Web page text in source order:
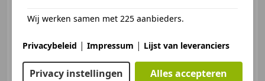
10/2017 129.630 km Benzine
52 kW (71 PK)
Wij werken samen met 225 aanbieders.
Privacybeleid | Impressum | Lijst van leveranciers
Privacy instellingen Alles accepteren